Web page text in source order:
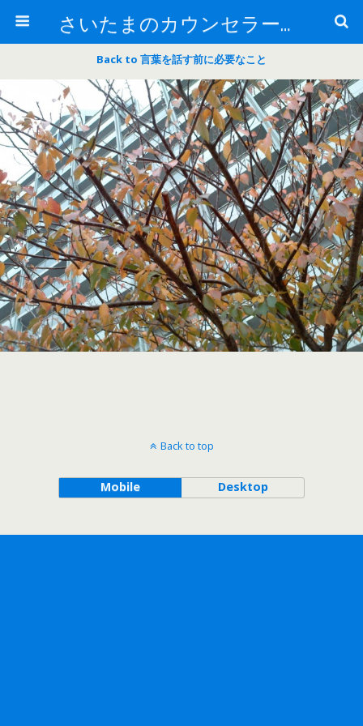
さいたまのカウンセラー日記
Back to 言葉を話す前に必要なこと
Back to top
Mobile Desktop